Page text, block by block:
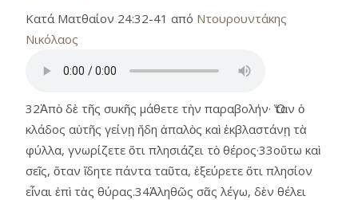
Κατά Ματθαίον 24:32-41 από Ντουρουντάκης
Νικόλαος
32Ἀπὸ δὲ τῆς συκῆς μάθετε τὴν παραβολήν· Ὅταν ὁ
κλάδος αὐτῆς γείνῃ ἤδη ἀπαλὸς καὶ ἐκβλαστάνῃ τὰ
φύλλα, γνωρίζετε ὅτι πλησιάζει τὸ θέρος·33οὕτω καὶ
σεῖς, ὅταν ἴδητε πάντα ταῦτα, ἐξεύρετε ὅτι πλησίον
εἶναι ἐπὶ τὰς θύρας.34Ἀληθῶς σᾶς λέγω, δὲν θέλει